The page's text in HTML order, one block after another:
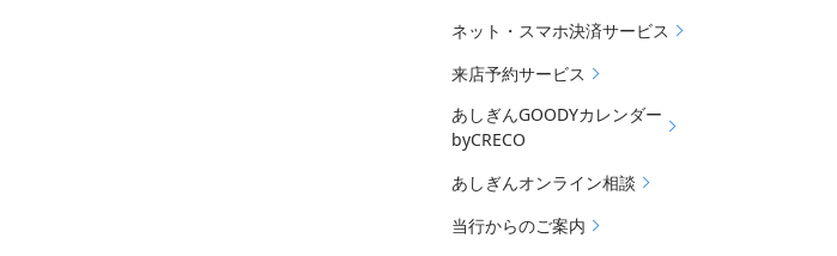
ネット・スマホ決済サービス
来店予約サービス
あしぎんGOODYカレンダー
byCRECO
あしぎんオンライン相談
当行からのご案内